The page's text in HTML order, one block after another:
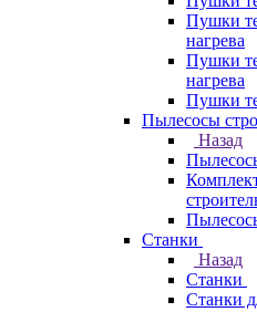
Пушки
нагрева
Пушки
нагрева
Пушки
Пылесосы
Назад
Станки
Назад
Станки
Станки